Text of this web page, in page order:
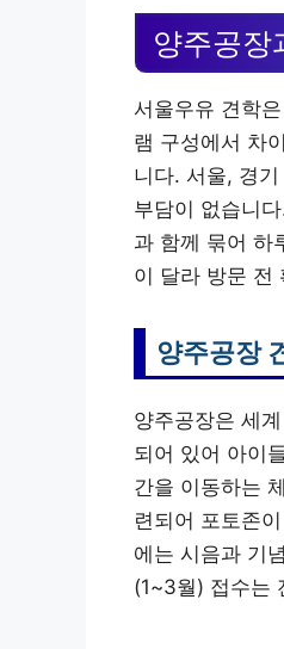
양주공장
서울우유 견학
램 구성에서 차
니다. 서울, 경
부담이 없습니
과 함께 묶어 하
이 달라 방문 전
양주공장
양주공장은 세
되어 있어 아이
간을 이동하는
련되어 포토존
에는 시음과 기
(1~3월) 접수는